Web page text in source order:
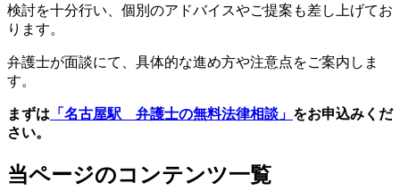
検討を十分行い、個別のアドバイスやご提案も差し上げてお
ります。
弁護士が面談にて、具体的な進め方や注意点をご案内しま
す。
まずは 「名古屋駅 弁護士の無料法律相談」 をお申込みくだ
さい。
当ページのコンテンツ一覧